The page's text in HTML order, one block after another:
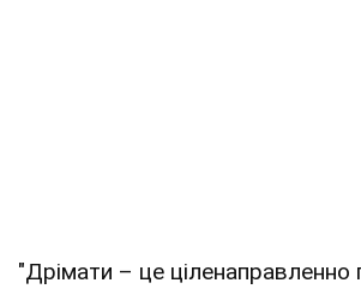
"Дрімати – це ціленаправленно